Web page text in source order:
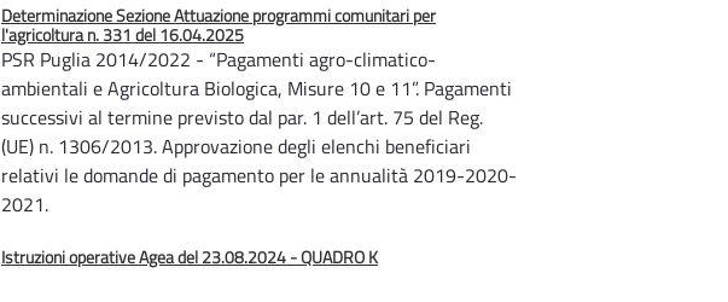
Determinazione Sezione Attuazione programmi comunitari per
l'agricoltura n. 331 del 16.04.2025
PSR Puglia 2014/2022 - “Pagamenti agro-climatico-
ambientali e Agricoltura Biologica, Misure 10 e 11”. Pagamenti
successivi al termine previsto dal par. 1 dell’art. 75 del Reg.
(UE) n. 1306/2013. Approvazione degli elenchi beneficiari
relativi le domande di pagamento per le annualità 2019-2020-
2021.
Istruzioni operative Agea del 23.08.2024 - QUADRO K